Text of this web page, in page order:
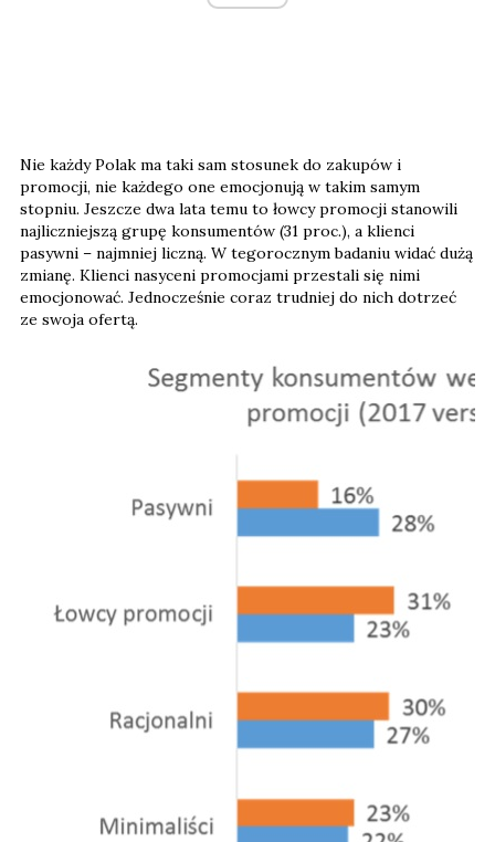
Nie każdy Polak ma taki sam stosunek do zakupów i
promocji, nie każdego one emocjonują w takim samym
stopniu. Jeszcze dwa lata temu to łowcy promocji stanowili
najliczniejszą grupę konsumentów (31 proc.), a klienci
pasywni – najmniej liczną. W tegorocznym badaniu widać dużą
zmianę. Klienci nasyceni promocjami przestali się nimi
emocjonować. Jednocześnie coraz trudniej do nich dotrzeć
ze swoja ofertą.